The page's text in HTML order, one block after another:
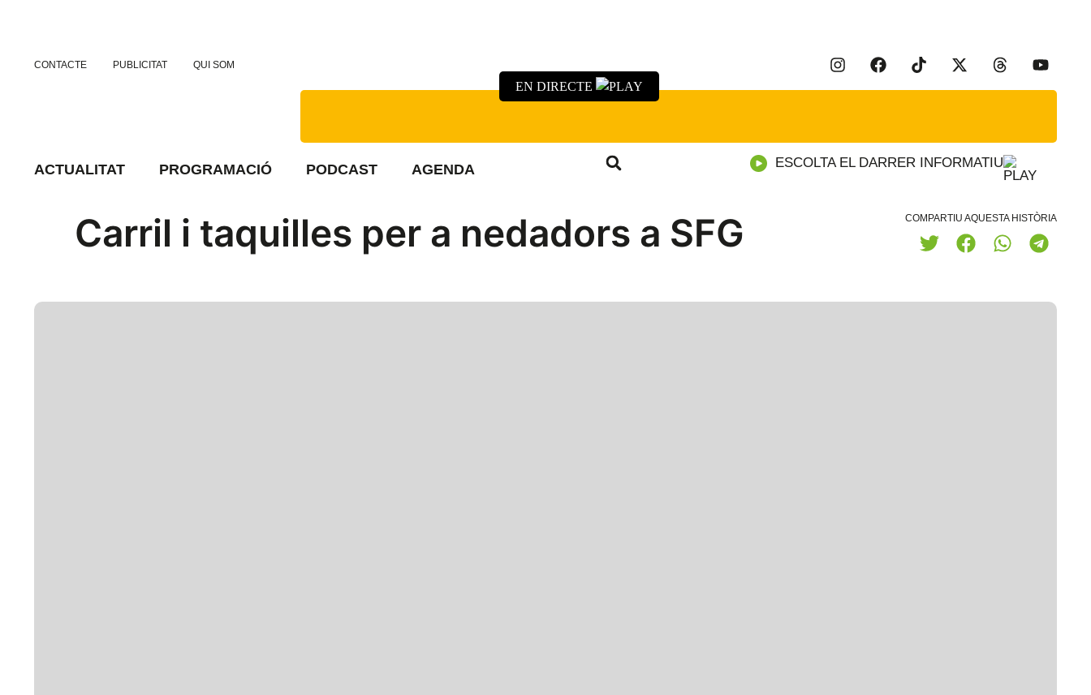
CONTACTE PUBLICITAT QUI SOM
EN DIRECTE
ACTUALITAT PROGRAMACIÓ PODCAST AGENDA ESCOLTA EL DARRER INFORMATIU
Carril i taquilles per a nedadors a SFG COMPARTIU AQUESTA HISTÒRIA